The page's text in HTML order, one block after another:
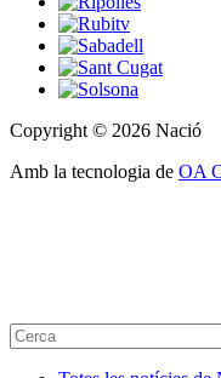
Copyright © 2026 Nació
Amb la tecnologia de OA